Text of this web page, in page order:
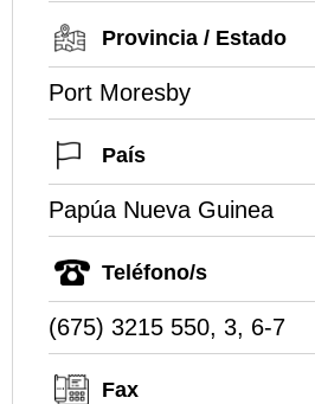
Provincia / Estado
Port Moresby
País
Papúa Nueva Guinea
Teléfono/s
(675) 3215 550, 3, 6-7
Fax